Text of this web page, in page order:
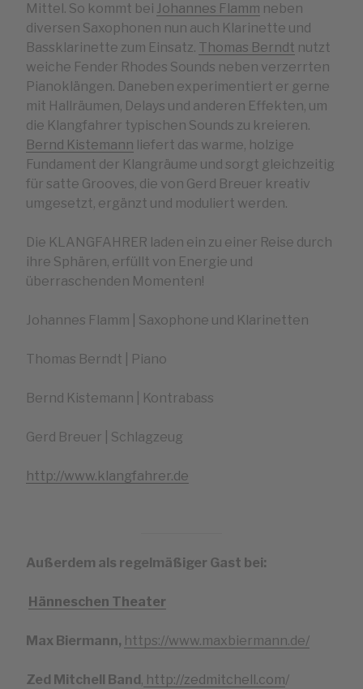
Mittel. So kommt bei Johannes Flamm neben
diversen Saxophonen nun auch Klarinette und
Bassklarinette zum Einsatz. Thomas Berndt nutzt
weiche Fender Rhodes Sounds neben verzerrten
Pianoklängen. Daneben experimentiert er gerne
mit Hallräumen, Delays und anderen Effekten, um
die Klangfahrer typischen Sounds zu kreieren.
Bernd Kistemann liefert das warme, holzige
Fundament der Klangräume und sorgt gleichzeitig
für satte Grooves, die von Gerd Breuer kreativ
umgesetzt, ergänzt und moduliert werden.
Die KLANGFAHRER laden ein zu einer Reise durch
ihre Sphären, erfüllt von Energie und
überraschenden Momenten!
Johannes Flamm | Saxophone und Klarinetten
Thomas Berndt | Piano
Bernd Kistemann | Kontrabass
Gerd Breuer | Schlagzeug
http://www.klangfahrer.de
Außerdem als regelmäßiger Gast bei:
Hänneschen Theater
Max Biermann, https://www.maxbiermann.de/
Zed Mitchell Band , http://zedmitchell.com/